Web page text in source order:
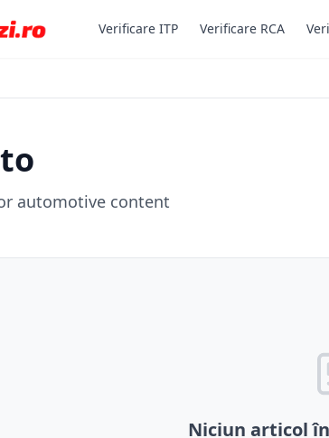
Verificare ITP Verificare RCA
automotive content
Niciun articol